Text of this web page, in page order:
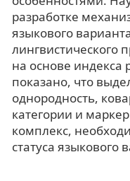
разработке
языкового
на основе индекса
показано, что
однородность,
категории и
комплекс,
статуса языкового